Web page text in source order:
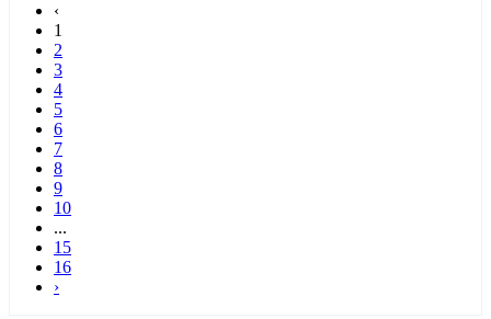
‹
1
2
3
4
5
6
7
8
9
10
...
15
16
›